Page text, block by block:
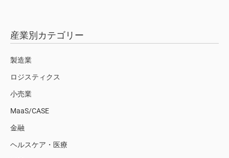
産業別カテゴリー
製造業
ロジスティクス
小売業
MaaS/CASE
金融
ヘルスケア・医療